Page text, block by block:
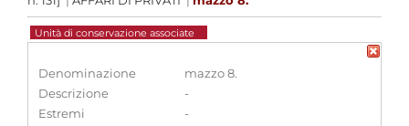
Unità di conservazione associate
Denominazione
mazzo 8.
Descrizione
-
Estremi
-